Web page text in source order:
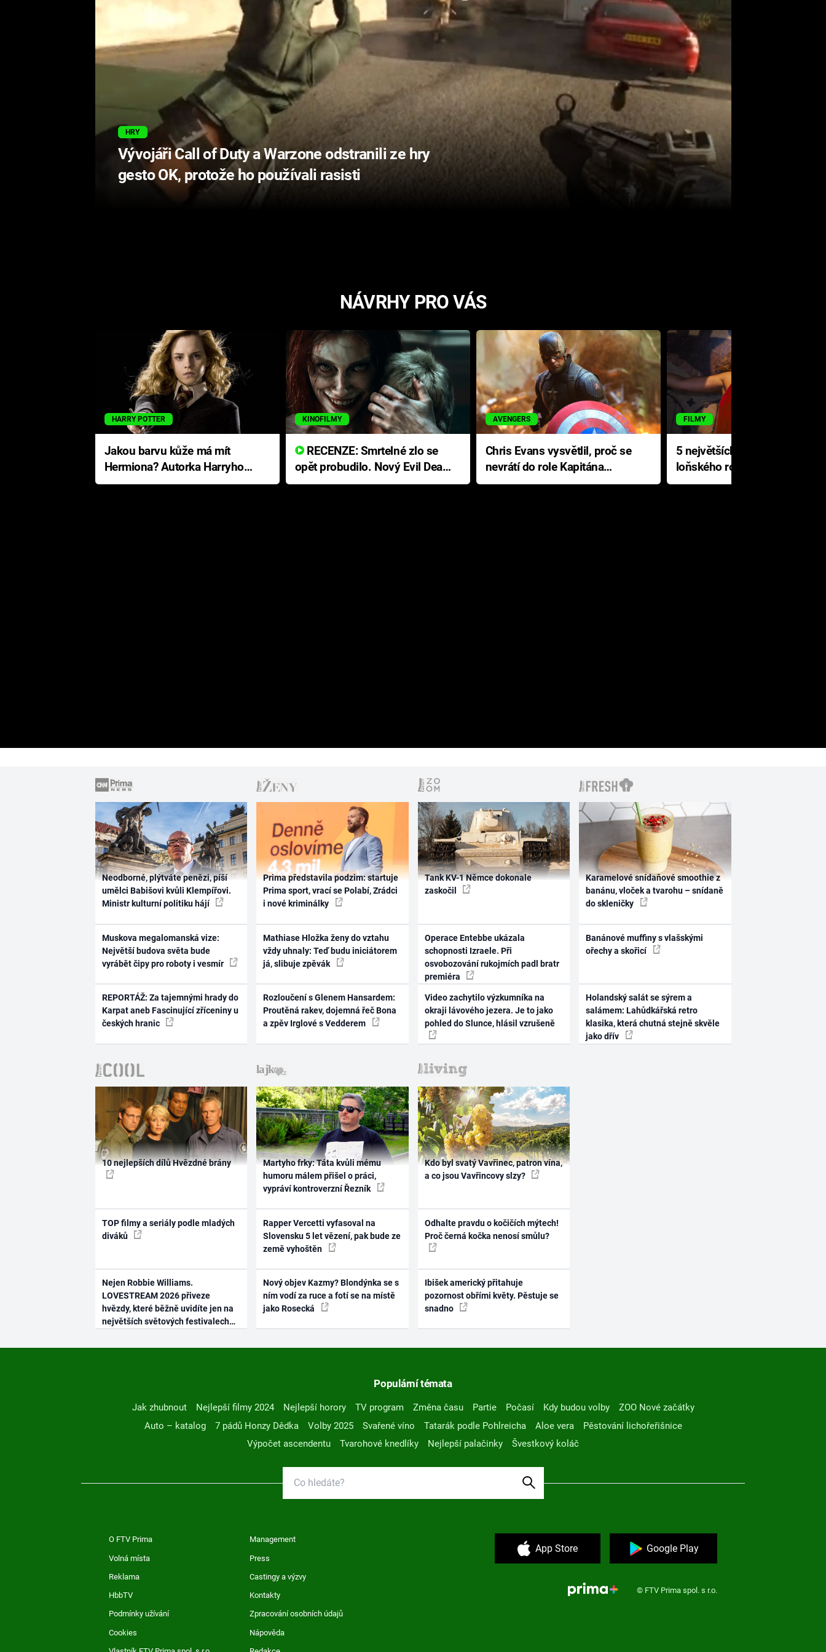
HRY
Vývojáři Call of Duty a Warzone odstranili ze hry
gesto OK, protože ho používali rasisti
NÁVRHY PRO VÁS
HARRY POTTER
Jakou barvu kůže má mít
Hermiona? Autorka Harryho
Pottera přišla s ráznou
KINOFILMY
RECENZE: Smrtelné zlo se
opět probudilo. Nový Evil Dead
přichází s neodolatelnou
AVENGERS
Chris Evans vysvětlil, proč se
nevrátí do role Kapitána
Ameriky
FILMY
5 největších propadáků
loňského roku: Disney na
jediné katastrofě prodělal 200
Neodborné, plýtváte penězi, píší
umělci Babišovi kvůli Klempířovi.
Ministr kulturní politiku hájí
Muskova megalomanská vize:
Největší budova světa bude
vyrábět čipy pro roboty i vesmír
REPORTÁŽ: Za tajemnými hrady do
Karpat aneb Fascinující zříceniny u
českých hranic
Prima představila podzim: startuje
Prima sport, vrací se Polabí, Zrádci
i nové kriminálky
Mathiase Hložka ženy do vztahu
vždy uhnaly: Teď budu iniciátorem
já, slibuje zpěvák
Rozloučení s Glenem Hansardem:
Proutěná rakev, dojemná řeč Bona
a zpěv Irglové s Vedderem
Tank KV-1 Němce dokonale
zaskočil
Operace Entebbe ukázala
schopnosti Izraele. Při
osvobozování rukojmích padl bratr
premiéra
Video zachytilo výzkumníka na
okraji lávového jezera. Je to jako
pohled do Slunce, hlásil vzrušeně
Karamelové snídaňové smoothie z
banánu, vloček a tvarohu – snídaně
do skleničky
Banánové muffiny s vlašskými
ořechy a skořicí
Holandský salát se sýrem a
salámem: Lahůdkářská retro
klasika, která chutná stejně skvěle
jako dřív
10 nejlepších dílů Hvězdné brány
TOP filmy a seriály podle mladých
diváků
Nejen Robbie Williams.
LOVESTREAM 2026 přiveze
hvězdy, které běžně uvidíte jen na
největších světových festivalech
Martyho frky: Táta kvůli mému
humoru málem přišel o práci,
vypráví kontroverzní Řezník
Rapper Vercetti vyfasoval na
Slovensku 5 let vězení, pak bude ze
země vyhoštěn
Nový objev Kazmy? Blondýnka se s
ním vodí za ruce a fotí se na místě
jako Rosecká
Kdo byl svatý Vavřinec, patron vína,
a co jsou Vavřincovy slzy?
Odhalte pravdu o kočičích mýtech!
Proč černá kočka nenosí smůlu?
Ibišek americký přitahuje
pozornost obřími květy. Pěstuje se
snadno
Populární témata
Jak zhubnout Nejlepší filmy 2024 Nejlepší horory TV program Změna času Partie Počasí Kdy budou volby
ZOO Nové začátky
Auto – katalog
7 pádů Honzy Dědka Volby 2025 Svařené víno Tatarák podle Pohlreicha Aloe vera
Pěstování lichořeřišnice
Výpočet ascendentu
Tvarohové knedlíky Nejlepší palačinky Švestkový koláč
O FTV Prima Management
Volná místa Press
Reklama Castingy a výzvy
HbbTV Kontakty
Podmínky užívání Zpracování osobních údajů
Cookies Nápověda
App Store Google Play
© FTV Prima spol. s r.o.